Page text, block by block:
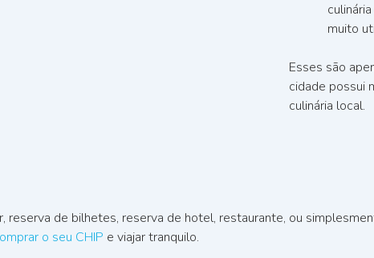
muito
Esses são
cidade possui
culinária local.
reserva de bilhetes, reserva de hotel, restaurante, ou
o seu CHIP e viajar tranquilo.